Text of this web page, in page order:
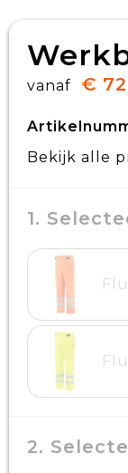
vanaf €
Bekijk alle
1.
2.